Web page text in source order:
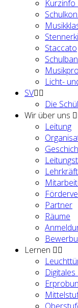
Kurzinfo
Staccato
Licht-
SV
Die
Wir über uns
Leitung
Partner
Räume
Lernen